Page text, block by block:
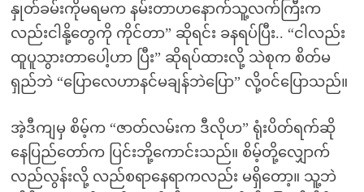
နှုတ်ခမ်းကိုမရမက နမ်းတာဟနောက်သူ့လက်ကြီးက
လည်းငါနို့တွေကို ကိုင်တာ” ဆိုရင်း ခနရပ်ပြီး.. “ငါလည်း
ထူပူသွားတာပေါ့ဟာ ပြီး” ဆိုရပ်ထားလို့ သဲစုက စိတ်မ
ရှည်ဘဲ “ပြောလေဟာနင်မချန်ဘဲပြော” လို့ဝင်ပြောသည်။
အဲ့ဒီကျမှ စိမ့်က “ဇာတ်လမ်းက ဒီလိုဟ” ရုံးပိတ်ရက်ဆို
နေပြည်တော်က ပြင်းဘို့ကောင်းသည်။ စိမ့်တို့လျှောက်
လည်လွန်းလို့ လည်စရာနေရာကလည်း မရှိတော့။ သူ့ဘဲ